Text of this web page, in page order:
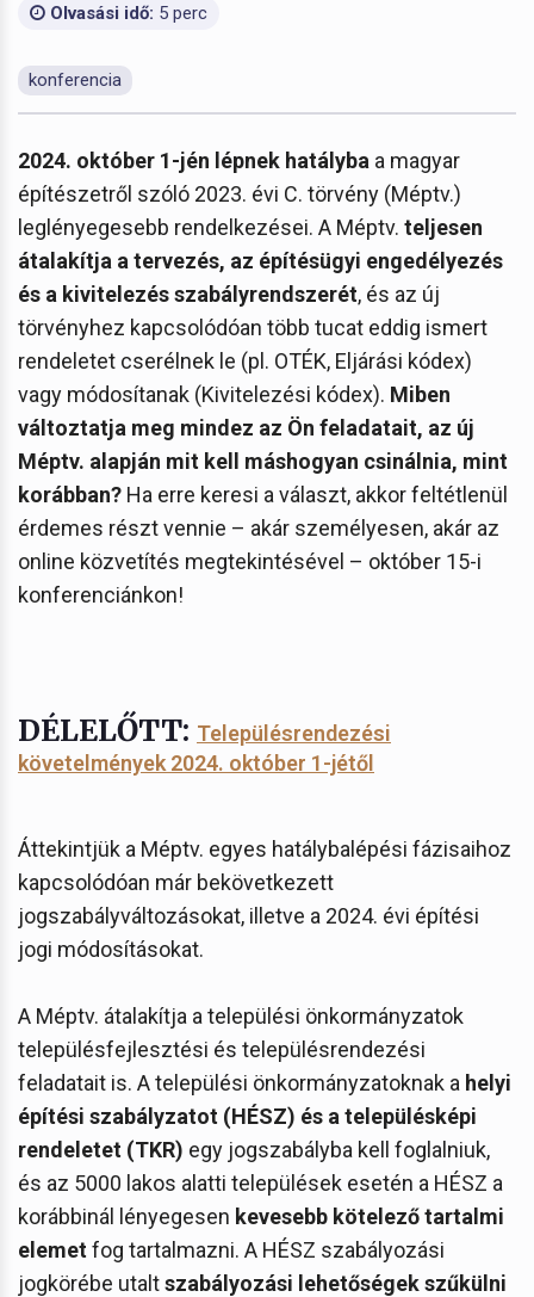
Olvasási idő: 5 perc
konferencia
2024. október 1-jén lépnek hatályba a magyar
építészetről szóló 2023. évi C. törvény (Méptv.)
leglényegesebb rendelkezései. A Méptv. teljesen
átalakítja a tervezés, az építésügyi engedélyezés
és a kivitelezés szabályrendszerét, és az új
törvényhez kapcsolódóan több tucat eddig ismert
rendeletet cserélnek le (pl. OTÉK, Eljárási kódex)
vagy módosítanak (Kivitelezési kódex). Miben
változtatja meg mindez az Ön feladatait, az új
Méptv. alapján mit kell máshogyan csinálnia, mint
korábban? Ha erre keresi a választ, akkor feltétlenül
érdemes részt vennie – akár személyesen, akár az
online közvetítés megtekintésével – október 15-i
konferenciánkon!
DÉLELŐTT: Településrendezési
követelmények 2024. október 1-jétől
Áttekintjük a Méptv. egyes hatálybalépési fázisaihoz
kapcsolódóan már bekövetkezett
jogszabályváltozásokat, illetve a 2024. évi építési
jogi módosításokat.
A Méptv. átalakítja a települési önkormányzatok
településfejlesztési és településrendezési
feladatait is. A települési önkormányzatoknak a helyi
építési szabályzatot (HÉSZ) és a településképi
rendeletet (TKR) egy jogszabályba kell foglalniuk,
és az 5000 lakos alatti települések esetén a HÉSZ a
korábbinál lényegesen kevesebb kötelező tartalmi
elemetfog tartalmazni. A HÉSZ szabályozási
jogkörébe utaltszabályozási lehetőségek szűkülni